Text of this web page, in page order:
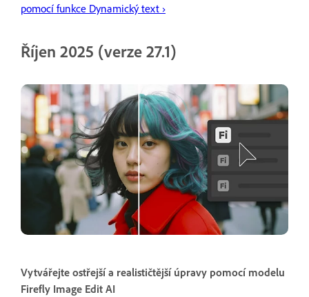
pomocí funkce Dynamický text ›
Říjen 2025 (verze 27.1)
Vytvářejte ostřejší a realističtější úpravy pomocí modelu
Firefly Image Edit AI